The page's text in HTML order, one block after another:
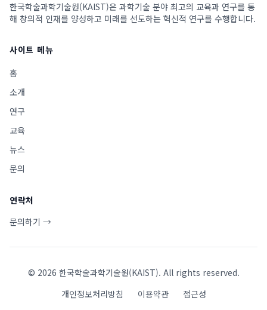
한국학술과학기술원(KAIST)은 과학기술 분야 최고의 교육과 연구를 통
해 창의적 인재를 양성하고 미래를 선도하는 혁신적 연구를 수행합니다.
사이트 메뉴
홈
소개
연구
교육
뉴스
문의
연락처
문의하기 →
© 2026 한국학술과학기술원(KAIST). All rights reserved.
개인정보처리방침
이용약관 접근성